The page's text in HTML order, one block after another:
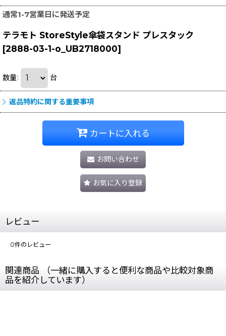
通常1-7営業日に発送予定
テラモト StoreStyle傘袋スタンド プレスタック
[2888-03-1-o_UB2718000]
数量: 台
返品特約に関する重要事項
カートに入れる
お問い合わせ
お気に入り登録
レビュー
0件のレビュー
関連商品 （一緒に購入すると便利な商品や比較対象商
品を紹介しています）